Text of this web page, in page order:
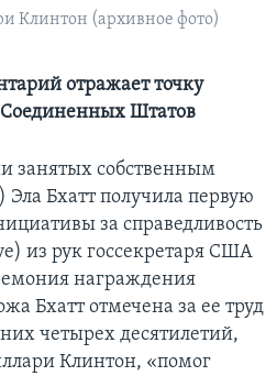
Клинтон (архивное фото)
отражает точку
Соединенных Штатов
занятых собственным
Бхатт получила первую
за справедливость
из рук госсекретаря США
награждения
Бхатт отмечена за ее труд
четырех десятилетий,
Клинтон, «помог